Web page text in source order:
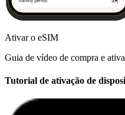
Ativar o eSIM
Guia de vídeo de compra e
Tutorial de ativação de